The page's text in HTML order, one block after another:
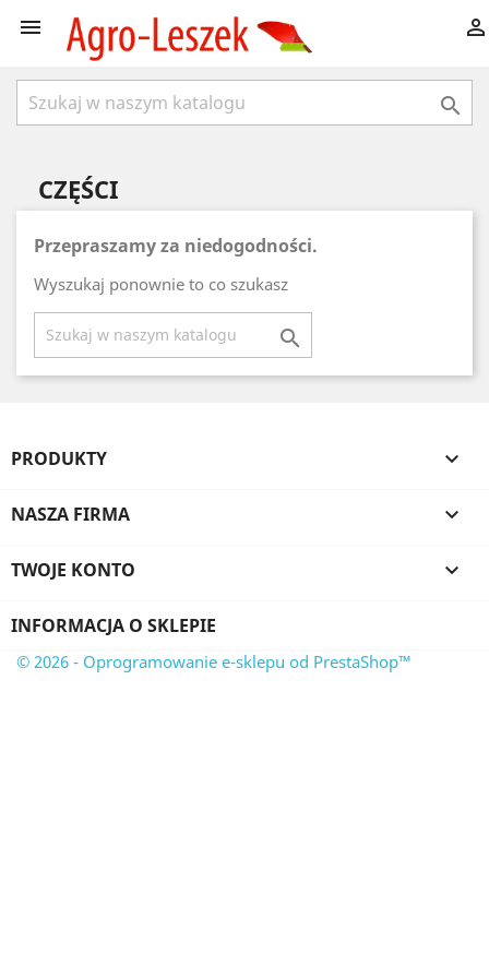
 

CZĘŚCI
Przepraszamy za niedogodności.
Wyszukaj ponownie to co szukasz

PRODUKTY 
NASZA FIRMA 
TWOJE KONTO 
INFORMACJA O SKLEPIE
© 2026 - Oprogramowanie e-sklepu od PrestaShop™